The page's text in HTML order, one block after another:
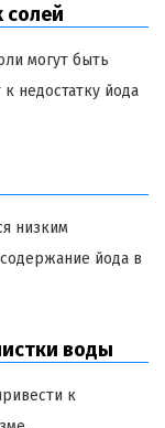
солей
могут быть
недостатку йода
низким
йода в
воды
к